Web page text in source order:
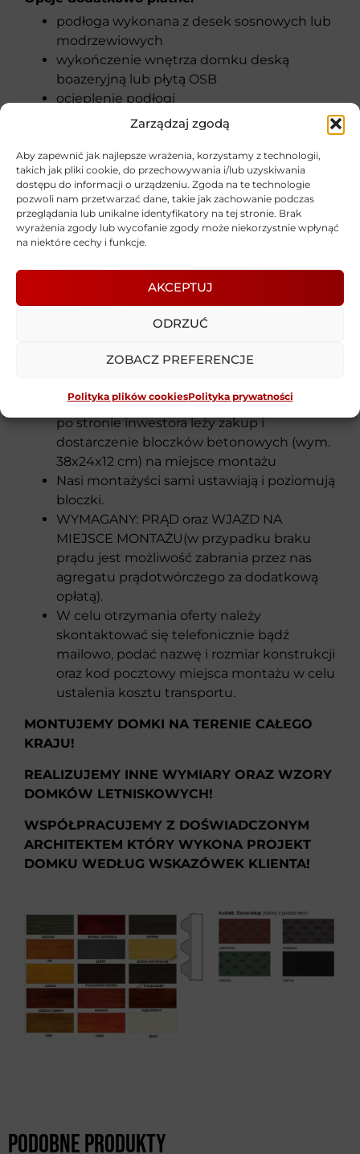
Zarządzaj zgodą
Aby zapewnić jak najlepsze wrażenia, korzystamy z technologii,
takich jak pliki cookie, do przechowywania i/lub uzyskiwania
dostępu do informacji o urządzeniu. Zgoda na te technologie
pozwoli nam przetwarzać dane, takie jak zachowanie podczas
przeglądania lub unikalne identyfikatory na tej stronie. Brak
wyrażenia zgody lub wycofanie zgody może niekorzystnie wpłynąć
na niektóre cechy i funkcje.
AKCEPTUJ
ODRZUĆ
ZOBACZ PREFERENCJE
Polityka plików cookiesPolityka prywatności
podłoga wykonana z desek sosnowych lub
modrzewiowych
wykończenie wnętrza domku deską
boazeryjną lub płytą OSB
ocieplenie podłogi
ocieplenie ścian oraz dachu
dodatkowe okno lub w innym rozmiarze
okiennice
wykonanie ścian działowych dodatkowego
pomieszczenia/pokoju
schowek na narzędzia dostawiony do
bocznej ściany domku(jak na zdjęciach)
TRANSPORT
Informacje dodatkowe:
przygotowanym przez klienta podłożu (np.
Przy zakupie altany z podłogą drewnianą
po stronie inwestora leży zakup i
dostarczenie bloczków betonowych (wym.
38x24x12 cm) na miejsce montażu
Nasi montażyści sami ustawiają i poziomują
bloczki.
WYMAGANY: PRĄD oraz WJAZD NA
MIEJSCE MONTAŻU(w przypadku braku
prądu jest możliwość zabrania przez nas
agregatu prądotwórczego za dodatkową
opłatą).
W celu otrzymania oferty należy
skontaktować się telefonicznie bądź
mailowo, podać nazwę i rozmiar konstrukcji
oraz kod pocztowy miejsca montażu w celu
ustalenia kosztu transportu.
MONTUJEMY DOMKI NA TERENIE CAŁEGO
KRAJU!
REALIZUJEMY INNE WYMIARY ORAZ WZORY
DOMKÓW LETNISKOWYCH!
WSPÓŁPRACUJEMY Z DOŚWIADCZONYM
ARCHITEKTEM KTÓRY WYKONA PROJEKT
DOMKU WEDŁUG WSKAZÓWEK KLIENTA!
Podobne produkty